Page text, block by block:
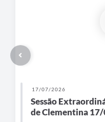
17/07/2026
Sessão
de Clementina